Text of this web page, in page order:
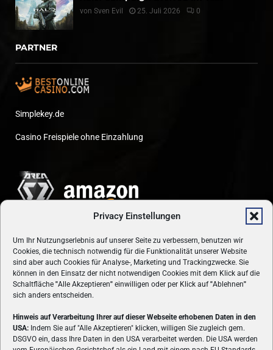
Privacy Einstellungen
Um Ihr Nutzungserlebnis auf unserer Seite zu verbessern, benutzen wir
Cookies, die technisch notwendig für die Funktionalität unserer Website
sind aber auch Cookies für Analyse-, Marketing und Trackingzwecke. Sie
können in den Einsatz der nicht notwendigen Cookies mit dem Klick auf die
Schaltfläche "Alle Akzeptieren" einwilligen oder per Klick auf"Ablehnen"
sich anders entscheiden.
Hinweis auf Verarbeitung Ihrer auf dieser Webseite erhobenen Daten in den
USA: Indem Sie auf "Alle Akzeptieren" klicken, willigen Sie zugleich gem.
DSGVO ein, dass Ihre Daten in den USA verarbeitet werden. Die USA werden
von Sven Evil 25. Juli 2026 0
PARTNER
Simplekey.de
Casino Freispiele ohne Einzahlung
ÜBER UNS